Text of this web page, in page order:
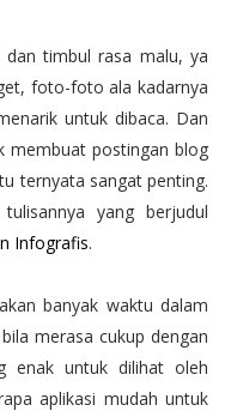
timbul rasa malu, ya
foto-foto ala kadarnya
untuk dibaca. Dan
membuat postingan blog
ternyata sangat penting.
yang berjudul
Infografis.
banyak waktu dalam
merasa cukup dengan
enak untuk dilihat oleh
aplikasi mudah untuk